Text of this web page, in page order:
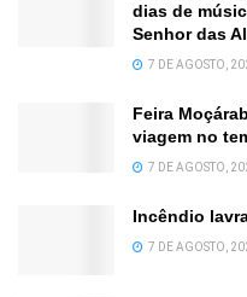
dias de
Senhor das
7 DE AGOSTO,
Feira
viagem no
7 DE AGOSTO,
Incêndio
7 DE AGOSTO,